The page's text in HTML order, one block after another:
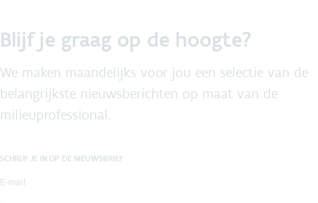
Blijf je graag op de hoogte?
We maken maandelijks voor jou een selectie van de
belangrijkste nieuwsberichten op maat van de
milieuprofessional.
SCHRIJF JE IN OP DE NIEUWSBRIEF
E-mail